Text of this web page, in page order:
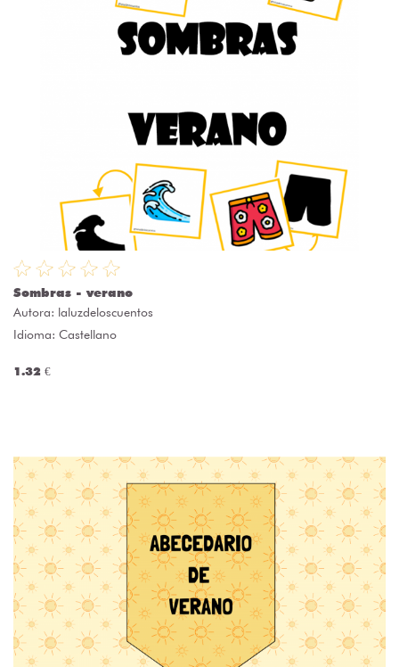
Sombras - verano
Autora: laluzdeloscuentos
Idioma: Castellano
1.32 €